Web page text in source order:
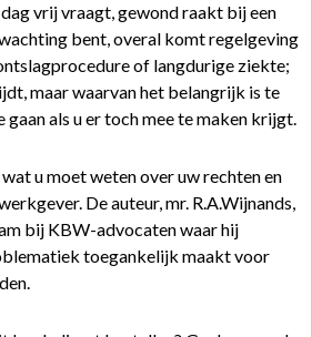
vrij vraagt, gewond raakt bij een
bent, overal komt regelgeving
of langdurige ziekte;
maar waarvan het belangrijk is te
gaan als u er toch mee te maken krijgt.
u moet weten over uw rechten en
De auteur, mr. R.A.Wijnands,
bij KBW-advocaten waar hij
toegankelijk maakt voor